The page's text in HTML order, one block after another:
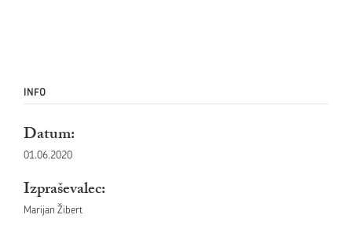
INFO
Datum:
01.06.2020
Izpraševalec:
Marijan Žibert